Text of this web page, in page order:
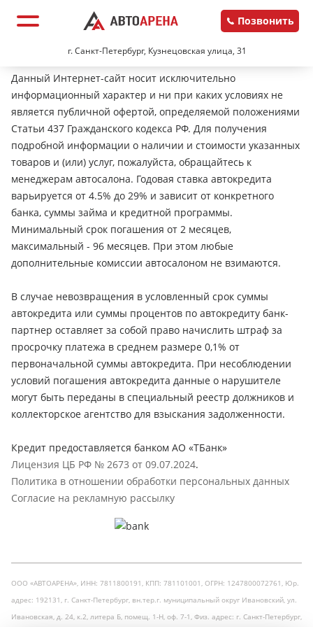
г. Санкт-Петербург, Кузнецовская улица, 31
Позвонить
Данный Интернет-сайт носит исключительно
информационный характер и ни при каких условиях не
является публичной офертой, определяемой положениями
Статьи 437 Гражданского кодекса РФ. Для получения
подробной информации о наличии и стоимости указанных
товаров и (или) услуг, пожалуйста, обращайтесь к
менеджерам автосалона. Годовая ставка автокредита
варьируется от 4.5% до 29% и зависит от конкретного
банка, суммы займа и кредитной программы.
Минимальный срок погашения от 2 месяцев,
максимальный - 96 месяцев. При этом любые
дополнительные комиссии автосалоном не взимаются.
В случае невозвращения в условленный срок суммы
автокредита или суммы процентов по автокредиту банк-
партнер оставляет за собой право начислить штраф за
просрочку платежа в среднем размере 0,1% от
первоначальной суммы автокредита. При несоблюдении
условий погашения автокредита данные о нарушителе
могут быть переданы в специальный реестр должников и
коллекторское агентство для взыскания задолженности.
Кредит предоставляется банком АО «ТБанк»
Лицензия ЦБ РФ № 2673 от 09.07.2024.
Политика в отношении обработки персональных данных
Согласие на рекламную рассылку
ООО «АВТОАРЕНА», ИНН: 7811800191, КПП: 781101001, ОГРН: 1247800072761, Юр.
адрес: 192131, г. Санкт-Петербург, вн.тер.г. муниципальный округ Ивановский, ул.
Ивановская, д. 24, к.2, литера Б, помещ. 1-Н, оф. 7-1, Физ. адрес: г. Санкт-Петербург,